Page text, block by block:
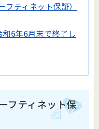
ティネット保証）
6年6月末で終了し
フティネット保